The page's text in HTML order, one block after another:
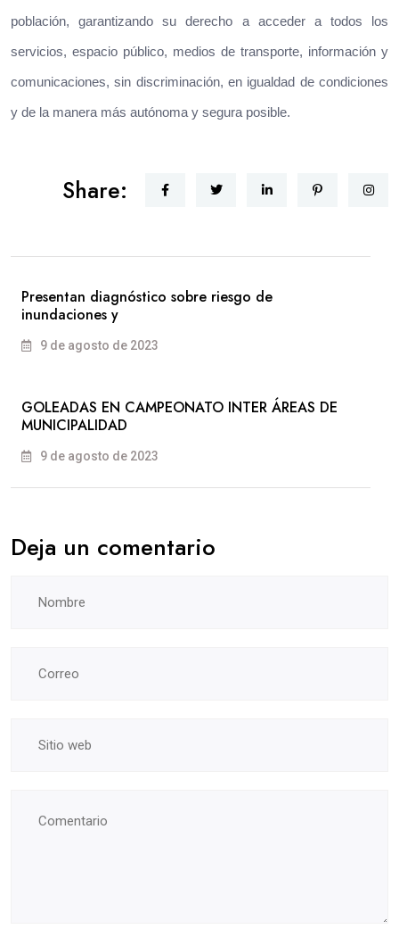
población, garantizando su derecho a acceder a todos los
servicios, espacio público, medios de transporte, información y
comunicaciones, sin discriminación, en igualdad de condiciones
y de la manera más autónoma y segura posible.
Share:
Presentan diagnóstico sobre riesgo de
inundaciones y
9 de agosto de 2023
GOLEADAS EN CAMPEONATO INTER ÁREAS DE
MUNICIPALIDAD
9 de agosto de 2023
Deja un comentario